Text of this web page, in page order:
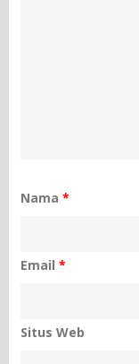
Nama*
Email*
Situs Web